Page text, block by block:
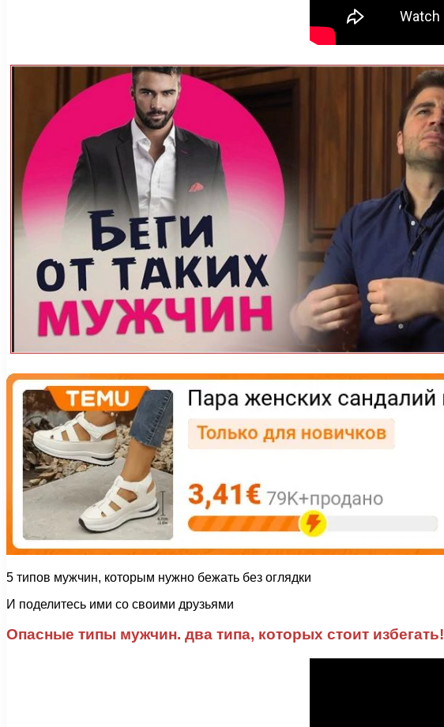
5 типов мужчин, которым нужно бежать без оглядки
И поделитесь ими со своими друзьями
Опасные типы мужчин. два типа, которых стоит избегать!